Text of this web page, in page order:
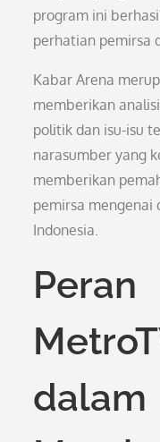
program ini
perhatian pemirsa
Kabar Arena
memberikan
politik dan isu-isu
narasumber yang
memberikan
pemirsa mengenai
Indonesia.
Peran
dalam